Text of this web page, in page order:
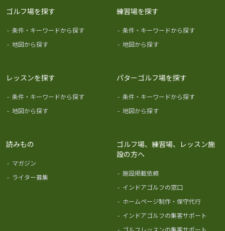
ゴルフ場を探す
- 条件・キーワードから探す
- 地図から探す
練習場を探す
- 条件・キーワードから探す
- 地図から探す
レッスンを探す
- 条件・キーワードから探す
- 地図から探す
パターゴルフ場を探す
- 条件・キーワードから探す
- 地図から探す
読みもの
- マガジン
- ライター募集
ゴルフ場、練習場、レッスン施
設の方へ
- 施設掲載依頼
- インドアゴルフの窓口
- ホームページ制作・保守代行
- インドアゴルフの集客サポート